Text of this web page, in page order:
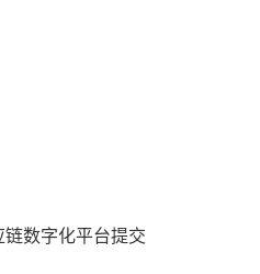
数字化平台提交